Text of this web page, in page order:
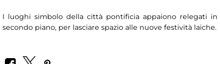
I luoghi simbolo della città pontificia appaiono relegati in
secondo piano, per lasciare spazio alle nuove festività laiche.